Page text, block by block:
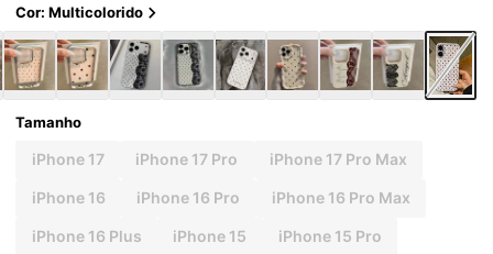
5/14 Plus/13/12/11/Air
Cor: Multicolorido
Tamanho
iPhone 17 iPhone 17 Pro iPhone 17 Pro Max
iPhone 16 iPhone 16 Pro iPhone 16 Pro Max
iPhone 16 Plus iPhone 15 iPhone 15 Pro